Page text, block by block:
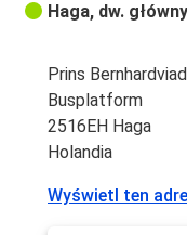
Haga, dw. główny
Prins
Busplatform
2516EH Haga
Holandia
Wyświetl ten